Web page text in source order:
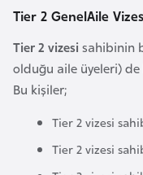
Tier 2 GenelAile
Tier 2 vizesi sahibinin
olduğu aile üyeleri)
Bu kişiler;
Tier 2 vizesi
Tier 2 vizesi
l
n
d